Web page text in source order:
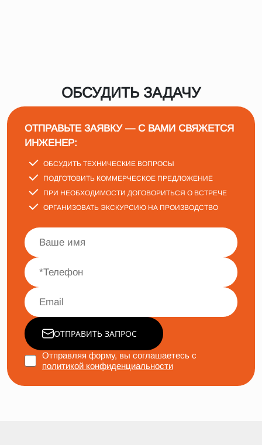
ОБСУДИТЬ ЗАДАЧУ
ОТПРАВЬТЕ ЗАЯВКУ — С ВАМИ СВЯЖЕТСЯ
ИНЖЕНЕР:
ОБСУДИТЬ ТЕХНИЧЕСКИЕ ВОПРОСЫ
ПОДГОТОВИТЬ КОММЕРЧЕСКОЕ ПРЕДЛОЖЕНИЕ
ПРИ НЕОБХОДИМОСТИ ДОГОВОРИТЬСЯ О ВСТРЕЧЕ
ОРГАНИЗОВАТЬ ЭКСКУРСИЮ НА ПРОИЗВОДСТВО
ОТПРАВИТЬ ЗАПРОС
Отправляя форму, вы соглашаетесь с
политикой конфиденциальности